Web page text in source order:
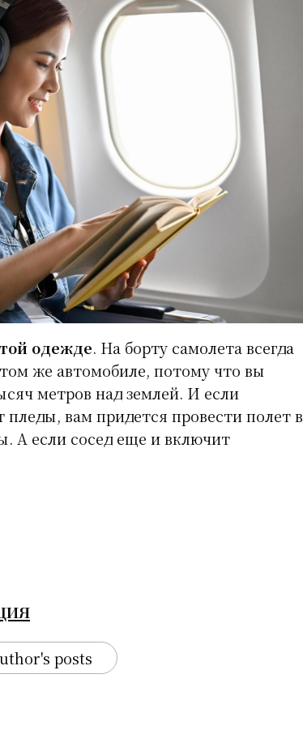
одежде. На борту самолета всегда
же автомобиле, потому что вы
метров над землей. И если
вам придется провести полет в
А если сосед еще и включит
posts